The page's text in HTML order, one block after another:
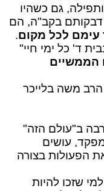
גם כשהיו
דבקותם בקב"ה, הם
עימם לכל מקום.
ד' כל ימי חיי"
הממשיים
הרב משה בלייכר
ב"עולם הזה"
עושים
הפעולות בצורה
שזכו להיות